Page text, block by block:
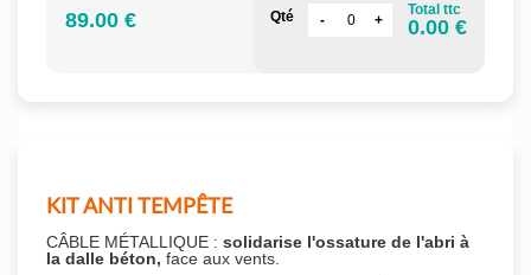
89.00 € Qté Total ttc
0.00 €
KIT ANTI TEMPÊTE
CÂBLE MÉTALLIQUE : solidarise l'ossature de l'abri à
la dalle béton, face aux vents.